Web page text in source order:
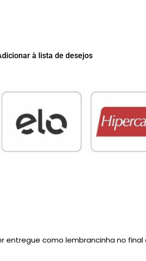
à lista de desejos
entregue como lembrancinha no final